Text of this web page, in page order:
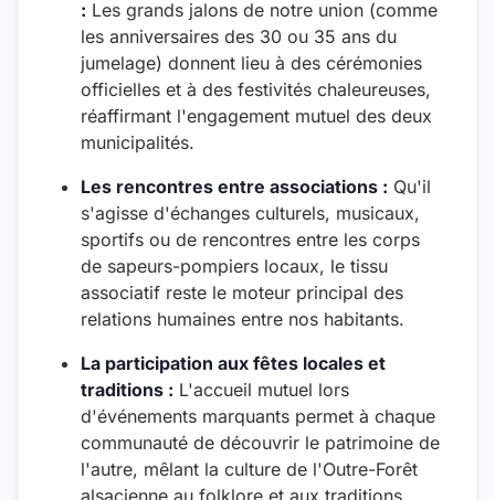
: Les grands jalons de notre union (comme
les anniversaires des 30 ou 35 ans du
jumelage) donnent lieu à des cérémonies
officielles et à des festivités chaleureuses,
réaffirmant l'engagement mutuel des deux
municipalités.
Les rencontres entre associations : Qu'il
s'agisse d'échanges culturels, musicaux,
sportifs ou de rencontres entre les corps
de sapeurs-pompiers locaux, le tissu
associatif reste le moteur principal des
relations humaines entre nos habitants.
La participation aux fêtes locales et
traditions : L'accueil mutuel lors
d'événements marquants permet à chaque
communauté de découvrir le patrimoine de
l'autre, mêlant la culture de l'Outre-Forêt
alsacienne au folklore et aux traditions